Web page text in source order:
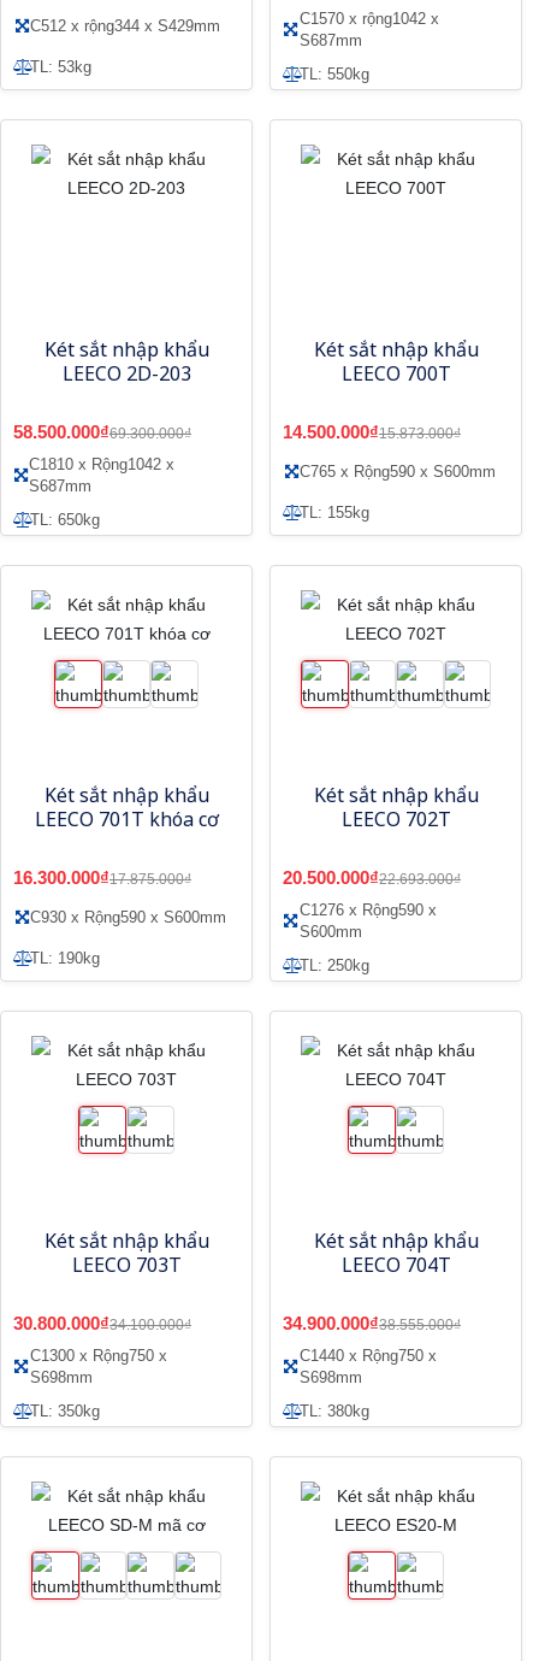
C512 x rộng344 x S429mm
TL: 53kg
C1570 x rộng1042 x
S687mm
TL: 550kg
Két sắt nhập khẩu
LEECO 2D-203
58.500.000₫69.300.000₫
C1810 x Rộng1042 x
S687mm
TL: 650kg
Két sắt nhập khẩu
LEECO 700T
14.500.000₫15.873.000₫
C765 x Rộng590 x S600mm
TL: 155kg
Két sắt nhập khẩu
LEECO 701T khóa cơ
16.300.000₫17.875.000₫
C930 x Rộng590 x S600mm
TL: 190kg
Két sắt nhập khẩu
LEECO 702T
20.500.000₫22.693.000₫
C1276 x Rộng590 x
S600mm
TL: 250kg
Két sắt nhập khẩu
LEECO 703T
30.800.000₫34.100.000₫
C1300 x Rộng750 x
S698mm
TL: 350kg
Két sắt nhập khẩu
LEECO 704T
34.900.000₫38.555.000₫
C1440 x Rộng750 x
S698mm
TL: 380kg